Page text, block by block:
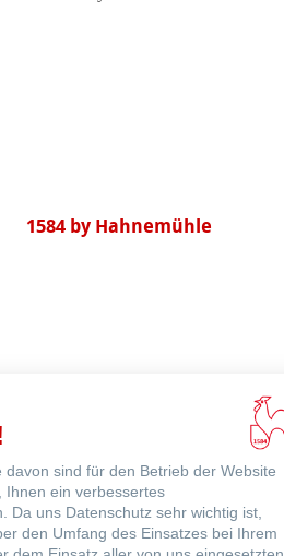
1584 by Hahnemühle
Aquarell
sind für den Betrieb der Website
Ihnen ein verbessertes
Da uns Datenschutz sehr wichtig ist,
den Umfang des Einsatzes bei Ihrem